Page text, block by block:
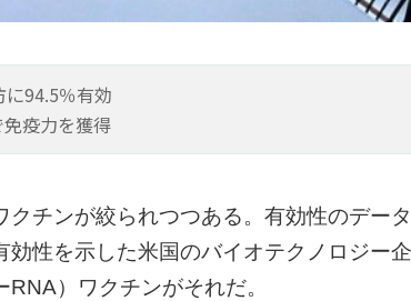
に94.5％有効
疫力を獲得
クチンが絞られつつある。有効性のデー
効性を示した米国のバイオテクノロジー
）ワクチンがそれだ。